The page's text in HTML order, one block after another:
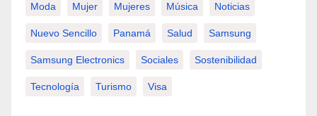
Moda Mujer Mujeres Música Noticias
Nuevo Sencillo Panamá Salud Samsung
Samsung Electronics Sociales Sostenibilidad
Tecnología Turismo Visa